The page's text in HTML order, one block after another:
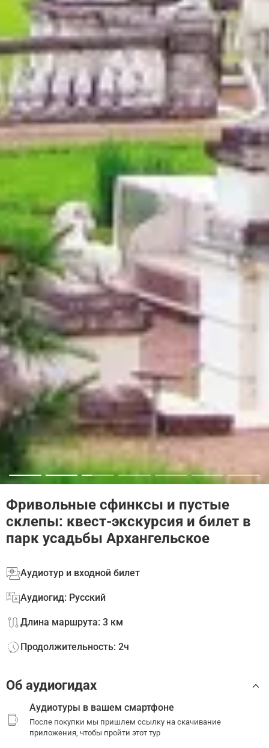
Фривольные сфинксы и пустые
склепы: квест-экскурсия и билет в
парк усадьбы Архангельское
Аудиотур и входной билет
Аудиогид: Русский
Длина маршрута: 3 км
Продолжительность: 2ч
Об аудиогидах
Аудиотуры в вашем смартфоне
После покупки мы пришлем ссылку на скачивание
приложения, чтобы пройти этот тур